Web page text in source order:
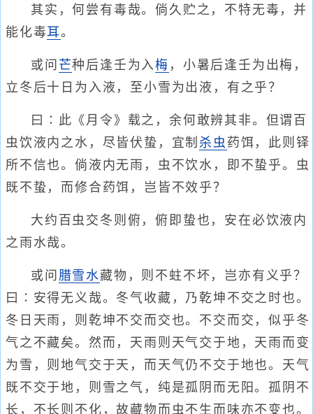
其实，何尝有毒哉。倘久贮之，不特无毒，并
能化毒耳。
或问 芒种后逢壬为入梅 ，小暑后逢壬为出梅，
立冬后十日为入液，至小雪为出液，有之乎？
曰∶此《月令》载之，余何敢辨其非。但谓百
虫饮液内之水，尽皆伏蛰，宜制 杀虫 药饵，此则铎
所不信也。倘液内无雨，虫不饮水，即不蛰乎。虫
既不蛰，而修合药饵，岂皆不效乎？
大约百虫交冬则俯，俯即蛰也，安在必饮液内
之雨水哉。
或问 腊雪水藏物，则不蛀不坏，岂亦有义乎？
曰∶安得无义哉。冬气收藏，乃乾坤不交之时也。
冬日天雨，则乾坤不交而交也。不交而交，似乎冬
气之不藏矣。然而，天雨则天气交于地，天雨而变
为雪，则地气交于天，而天气仍不交于地也。天气
既不交于地，则雪之气，纯是孤阴而无阳。孤阴不
长，不长则不化，故藏物而虫不生而味亦不变也。